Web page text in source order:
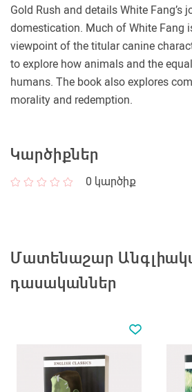
Gold Rush and details White Fang’s
domestication. Much of White Fang
viewpoint of the titular canine
to explore how animals and the
humans. The book also explores
morality and redemption.
Կարծիքներ
0 կարծիք
Մատենաշար
դասականներ